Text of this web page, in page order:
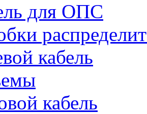
для ОПС
кабель
кабель